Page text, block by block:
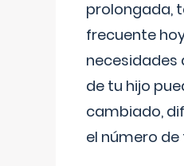
prolongada,
frecuente
necesidades
de tu hijo
cambiado,
el número